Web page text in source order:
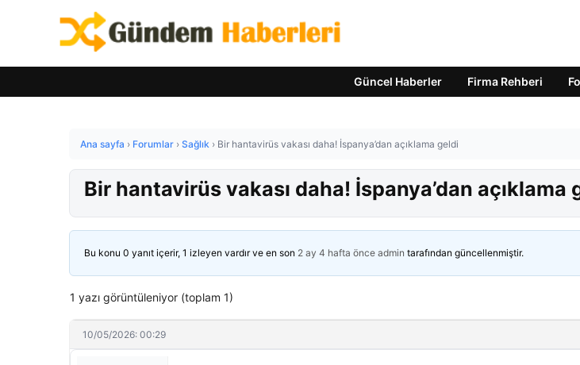
Güncel Haberler Firma Rehberi
Ana sayfa › Forumlar › Sağlık › Bir hantavirüs vakası daha! İspanya’dan açıklama geldi
Bir hantavirüs vakası daha! İspanya’dan açıklama
Bu konu 0 yanıt içerir, 1 izleyen vardır ve en son 2 ay 4 hafta önce admin tarafından güncellenmiştir.
1 yazı görüntüleniyor (toplam 1)
10/05/2026: 00:29